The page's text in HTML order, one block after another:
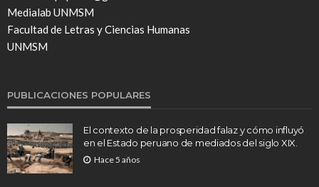
Medialab UNMSM
Facultad de Letras y Ciencias Humanas
UNMSM
PUBLICACIONES POPULARES
El contexto de la prosperidad falaz y cómo influyó
en el Estado peruano de mediados del siglo XIX.
Hace 5 años